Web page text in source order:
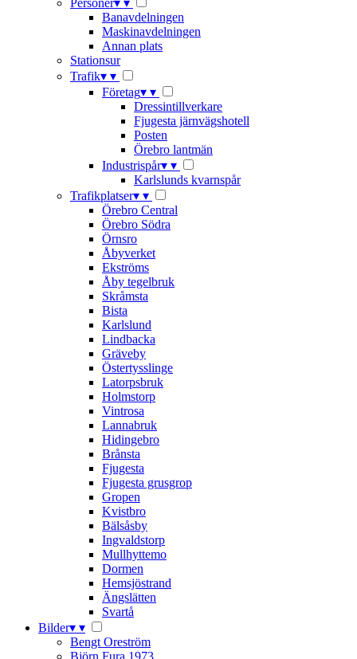
Personer▾ ▾
Banavdelningen
Maskinavdelningen
Annan plats
Stationsur
Trafik▾ ▾
Företag▾ ▾
Dressintillverkare
Fjugesta järnvägshotell
Posten
Örebro lantmän
Industrispår▾ ▾
Karlslunds kvarnspår
Trafikplatser▾ ▾
Örebro Central
Örebro Södra
Örnsro
Åbyverket
Ekströms
Åby tegelbruk
Skråmsta
Bista
Karlslund
Lindbacka
Gräveby
Östertysslinge
Latorpsbruk
Holmstorp
Vintrosa
Lannabruk
Hidingebro
Brånsta
Fjugesta
Fjugesta grusgrop
Gropen
Kvistbro
Bälsåsby
Ingvaldstorp
Mullhyttemo
Dormen
Hemsjöstrand
Ängslätten
Svartå
Bilder▾ ▾
Bengt Oreström
Björn Fura 1973